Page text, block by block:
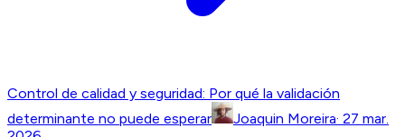
Control de calidad y seguridad: Por qué la validación
determinante no puede esperar
Joaquin Moreira· 27 mar.